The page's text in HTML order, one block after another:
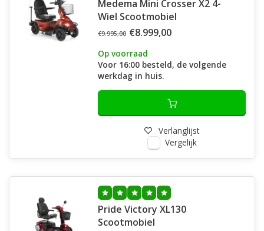
Medema Mini Crosser X2 4-
Wiel Scootmobiel
€9.995,00 €8.999,00
Op voorraad
Voor 16:00 besteld, de volgende
werkdag in huis.
Verlanglijst
Vergelijk
Pride Victory XL130
Scootmobiel